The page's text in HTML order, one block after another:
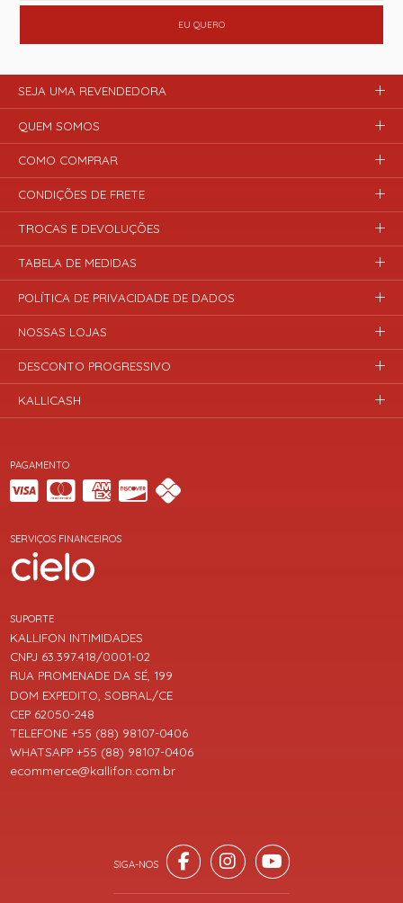
EU QUERO
PAGAMENTO
SERVIÇOS FINANCEIROS
SUPORTE
KALLIFON INTIMIDADES
CNPJ 63.397.418/0001-02
RUA PROMENADE DA SÉ, 199
DOM EXPEDITO, SOBRAL/CE
CEP 62050-248
TELEFONE +55 (88) 98107-0406
WHATSAPP +55 (88) 98107-0406
ecommerce@kallifon.com.br
SEJA UMA REVENDEDORA
QUEM SOMOS
COMO COMPRAR
CONDIÇÕES DE FRETE
TROCAS E DEVOLUÇÕES
TABELA DE MEDIDAS
POLÍTICA DE PRIVACIDADE DE DADOS
NOSSAS LOJAS
DESCONTO PROGRESSIVO
KALLICASH